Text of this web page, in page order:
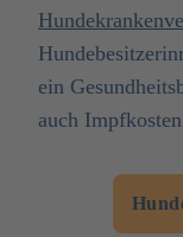
ein
auch